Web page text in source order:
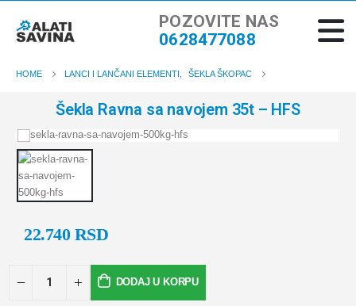
POZOVITE NAS
0628477088
HOME LANCI I LANČANI ELEMENTI ŠEKLA ŠKOPAC
Šekla Ravna sa navojem 35t – HFS
22.740 RSD
DODAJ U KORPU